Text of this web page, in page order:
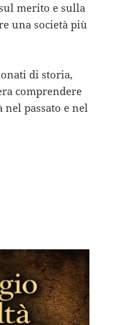
merito e sulla
una società più
di storia,
comprendere
passato e nel